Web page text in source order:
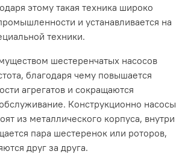
этому такая техника широко
и устанавливается на
техники.
шестеренчатых насосов
благодаря чему повышается
агрегатов и сокращаются
Конструкционно насосы
из металлического корпуса, внутри
пара шестеренок или роторов,
друг за друга.